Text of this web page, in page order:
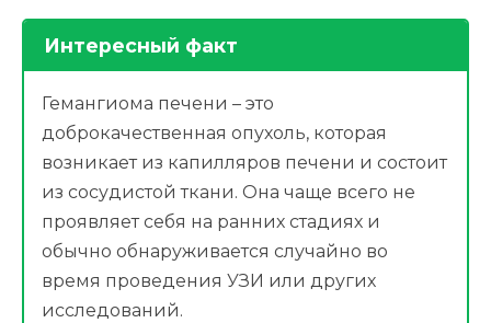
Интересный факт
Гемангиома печени – это
доброкачественная опухоль, которая
возникает из капилляров печени и состоит
из сосудистой ткани. Она чаще всего не
проявляет себя на ранних стадиях и
обычно обнаруживается случайно во
время проведения УЗИ или других
исследований.